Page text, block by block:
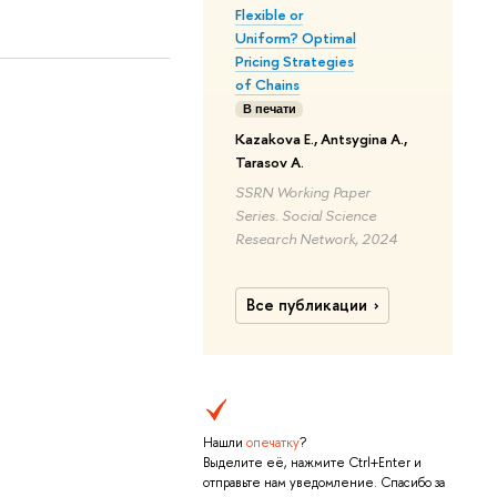
Flexible or
Uniform? Optimal
Pricing Strategies
of Chains
В печати
Kazakova E., Antsygina A.,
Tarasov A.
SSRN Working Paper
Series. Social Science
Research Network, 2024
Все публикации
Нашли опечатку?
Выделите её, нажмите Ctrl+Enter и
отправьте нам уведомление. Спасибо за